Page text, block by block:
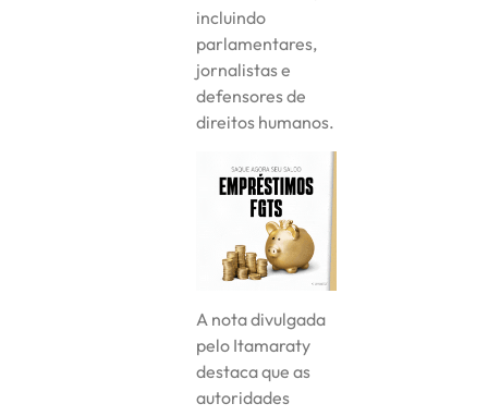
incluindo
parlamentares,
jornalistas e
defensores de
direitos humanos.
A nota divulgada
pelo Itamaraty
destaca que as
autoridades